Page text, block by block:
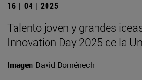
16 | 04 | 2025
Talento joven y grandes
Innovation Day 2025 de la
Imagen David Doménech